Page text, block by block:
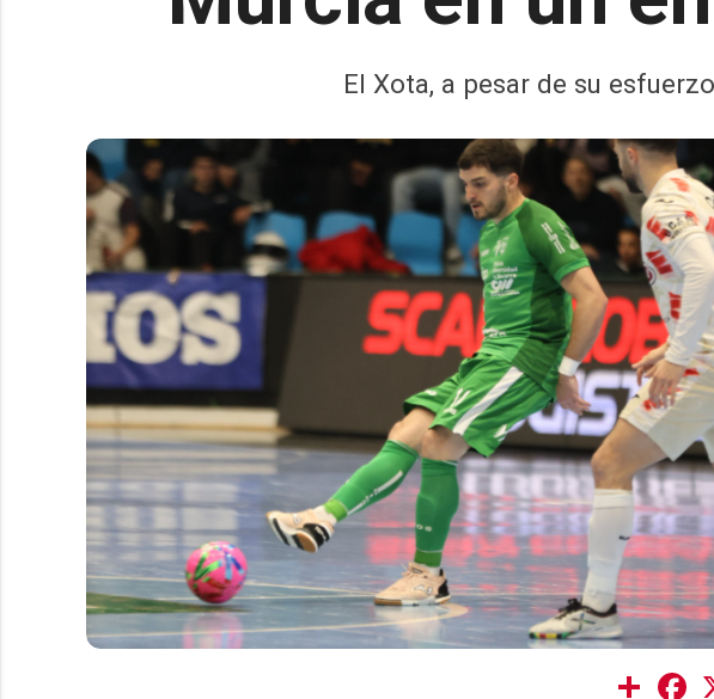
El Xota, a pesar de su
Share